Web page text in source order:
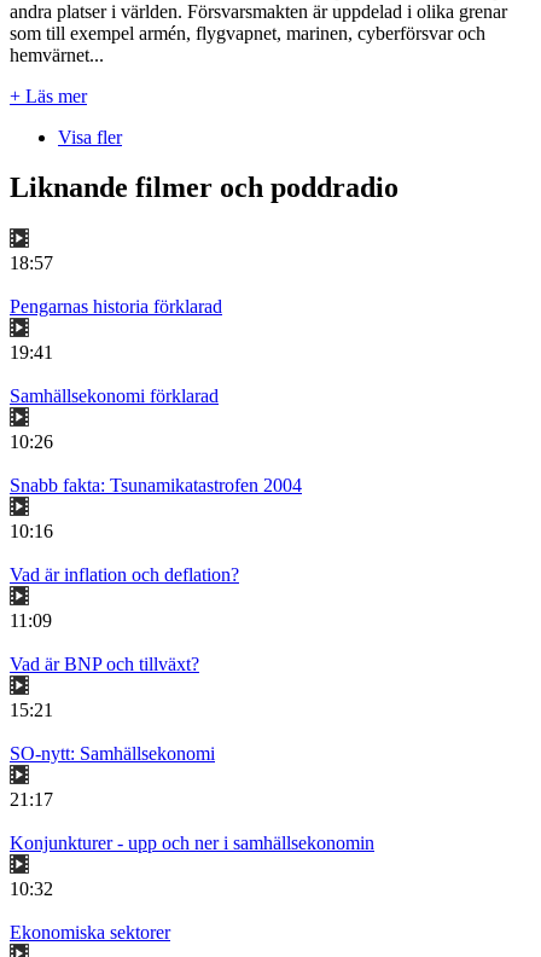
andra platser i världen. Försvarsmakten är uppdelad i olika grenar
som till exempel armén, flygvapnet, marinen, cyberförsvar och
hemvärnet...
+ Läs mer
Visa fler
Liknande filmer och poddradio
18:57
Pengarnas historia förklarad
19:41
Samhällsekonomi förklarad
10:26
Snabb fakta: Tsunamikatastrofen 2004
10:16
Vad är inflation och deflation?
11:09
Vad är BNP och tillväxt?
15:21
SO-nytt: Samhällsekonomi
21:17
Konjunkturer - upp och ner i samhällsekonomin
10:32
Ekonomiska sektorer